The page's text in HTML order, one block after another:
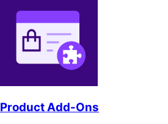
Product Add-Ons